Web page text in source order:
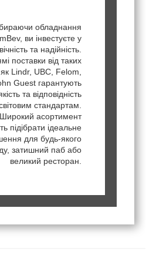
обладнання
mBev, ви інвестуєте у
та надійність.
поставки від таких
як Lindr, UBC, Felom,
Guest гарантують
та відповідність
стандартам.
Широкий асортимент
підібрати ідеальне
для будь-якого
затишний паб або
великий ресторан.